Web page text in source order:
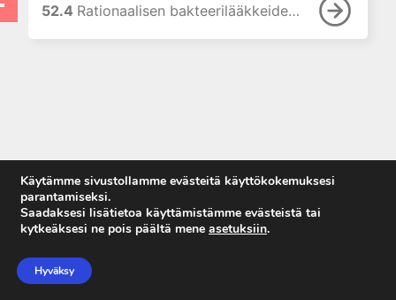
muskariinireseptoreita
salpaavat lääkkeet
salpaajat
15. Puudutteet
16. Histamiini ja
histamiinireseptoreihin
17. 5-hydroksitryptamiini ja 5-
52.4 Rationaalisen bakteerilääkkeiden käytön toteuttaminen
Tietosuojaseloste
Käyttöehdot
Käytämme sivustollamme evästeitä käyttökokemuksesi
parantamiseksi.
Saadaksesi lisätietoa käyttämistämme evästeistä tai
kytkeäksesi ne pois päältä mene asetuksiin.
Hyväksy